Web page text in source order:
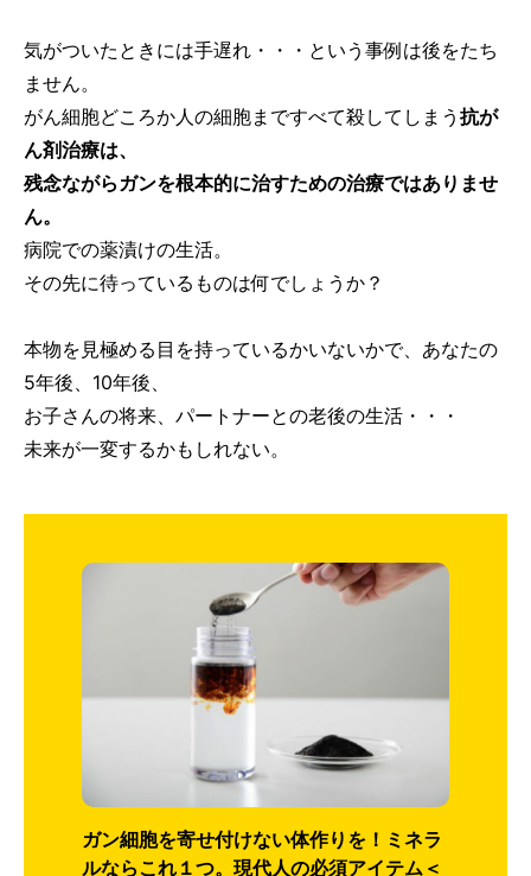
気がついたときには手遅れ・・・という事例は後をたち
ません。
がん細胞どころか人の細胞まですべて殺してしまう 抗が
ん剤治療は、
残念ながらガンを根本的に治すための治療ではありませ
ん。
病院での薬漬けの生活。
その先に待っているものは何でしょうか？
本物を見極める目を持っているかいないかで、あなたの
5年後、10年後、
お子さんの将来、パートナーとの老後の生活・・・
未来が一変するかもしれない。
ガン細胞を寄せ付けない体作りを！ミネラ
ルならこれ１つ。現代人の必須アイテム＜